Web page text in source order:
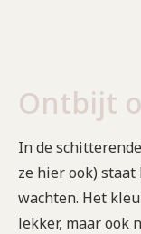
Ontbijt
In de
ze hier ook) staat
wachten. Het
lekker, maar ook